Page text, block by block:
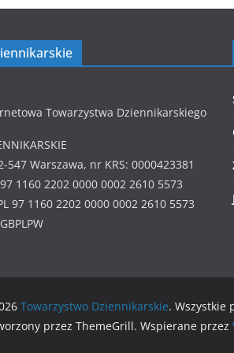
Towarzystwa Dziennikarskiego
547 Warszawa, nr KRS: 0000423381
1160 2202 0000 0002 2610 5573
97 1160 2202 0000 0002 2610 5573
Towarzystwo Dziennikarskie. Wszystkie
przez ThemeGrill. Wspierane przez